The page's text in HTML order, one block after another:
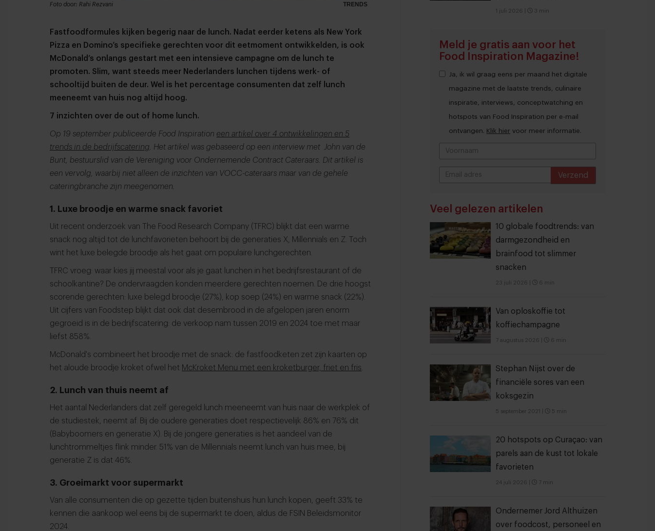
TRENDS
Foto door: Rahi Rezvani
Fastfoodformules kijken begerig naar de lunch. Nadat eerder ketens als New York
Pizza en Domino’s specifieke gerechten voor dit eetmoment ontwikkelden, is ook
McDonald’s onlangs gestart met een intensieve campagne om de lunch te
promoten. Slim, want steeds meer Nederlanders lunchen tijdens werk- of
schooltijd buiten de deur. Wel is het percentage consumenten dat zelf lunch
meeneemt van huis nog altijd hoog.
7 inzichten over de out of home lunch.
Op 19 september publiceerde Food Inspiration een artikel over 4 ontwikkelingen en 5
trends in de bedrijfscatering . Het artikel was gebaseerd op een interview met John van de
Bunt, bestuurslid van de Vereniging voor Ondernemende Contract Cateraars. Dit artikel is
een vervolg, waarbij niet alleen de inzichten van VOCC-cateraars maar van de gehele
cateringbranche zijn meegenomen.
1. Luxe broodje en warme snack favoriet
Uit recent onderzoek van The Food Research Company (TFRC) blijkt dat een warme
snack nog altijd tot de lunchfavorieten behoort bij de generaties X, Millennials en Z. Toch
wint het luxe belegde broodje als het gaat om populaire lunchgerechten.
TFRC vroeg: waar kies jij meestal voor als je gaat lunchen in het bedrijfsrestaurant of de
schoolkantine? De ondervraagden konden meerdere gerechten noemen. De drie hoogst
scorende gerechten: luxe belegd broodje (27%), kop soep (24%) en warme snack (22%).
Uit cijfers van Foodstep blijkt dat ook dat desembrood in de afgelopen jaren enorm
gegroeid is in de bedrijfscatering: de verkoop nam tussen 2019 en 2024 toe met maar
liefst 858%.
McDonald's combineert het broodje met de snack: de fastfoodketen zet zijn kaarten op
het aloude broodje kroket ofwel het McKroket Menu met een kroketburger, friet en fris
2. Lunch van thuis neemt af
Het aantal Nederlanders dat zelf geregeld lunch meeneemt van huis naar de werkplek of
de studiestek, neemt af. Bij de oudere generaties doet respectievelijk 86% en 76% dit
(Babyboomers en generatie X). Bij de jongere generaties is het aandeel van de
lunchtrommeltjes flink minder. 51% van de Millennials neemt lunch van huis mee, bij
generatie Z is dat 46%.
3. Groeimarkt voor supermarkt
Van alle consumenten die op gezette tijden buitenshuis hun lunch kopen, geeft 33% te
kennen die aankoop wel eens bij de supermarkt te doen, aldus de FSIN Beleidsmonitor
2024.
1 juli 2026 3 min
Meld je gratis aan voor het
Food Inspiration Magazine!
Ja, ik wil graag eens per maand het digitale
magazine met de laatste trends, culinaire
inspiratie, interviews, conceptwatching en
hotspots van Food Inspiration per e-mail
ontvangen. Klik hier voor meer informatie.
Verzend
Veel gelezen artikelen
10 globale foodtrends: van
darmgezondheid en
brainfood tot slimmer
snacken
23 juli 2026 6 min
Van oploskoffie tot
koffiechampagne
7 augustus 2026 6 min
Stephan Nijst over de
financiële sores van een
koksgezin
5 september 2021 5 min
20 hotspots op Curaçao: van
parels aan de kust tot lokale
favorieten
24 juli 2026 7 min
Ondernemer Jord Althuizen
over foodcost, personeel en